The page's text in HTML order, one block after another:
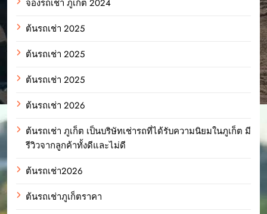
จองรถเช่า ภูเก็ต 2024
ต้นรถเช่า 2025
ต้นรถเช่า 2025
ต้นรถเช่า 2025
ต้นรถเช่า 2026
ต้นรถเช่า ภูเก็ต เป็นบริษัทเช่ารถที่ได้รับความนิยมในภูเก็ต มี
รีวิวจากลูกค้าทั้งดีและไม่ดี
ต้นรถเช่า2026
ต้นรถเช่าภูเก็ตราคา